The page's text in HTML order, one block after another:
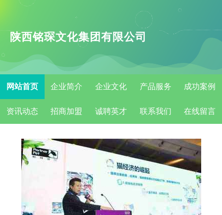
陕西铭琛文化集团有限公司
网站首页 企业简介 企业文化 产品服务 成功案例
资讯动态 招商加盟 诚聘英才 联系我们 在线留言